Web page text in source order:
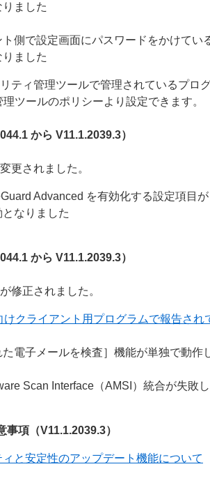
ました
ト側で設定画面にパスワードをかけて
ました
ティ管理ツールで管理されているプロ
理ツールのポリシーより設定できます。
から V11.1.2039.3）
更されました。
Advanced を有効化する設定項目
なりました
から V11.1.2039.3）
修正されました。
けクライアント用プログラムで報告さ
た電子メールを検査］機能が単独で動作
Scan Interface（AMSI）統合が失敗
事項（V11.1.2039.3）
と安定性のアップデート機能について